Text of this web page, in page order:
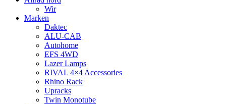
Wir
Marken
Daktec
ALU-CAB
Autohome
EFS 4WD
Lazer Lamps
RIVAL 4×4 Accessories
Rhino Rack
Upracks
Twin Monotube